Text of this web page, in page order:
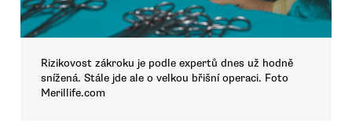
Rizikovost zákroku je podle expertů dnes už hodně
snížená. Stále jde ale o velkou břišní operaci. Foto
Merillife.com